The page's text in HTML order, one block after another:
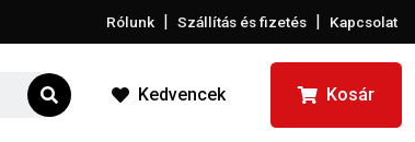
Rólunk | Szállítás és fizetés | Kapcsolat
Kedvencek Kosár